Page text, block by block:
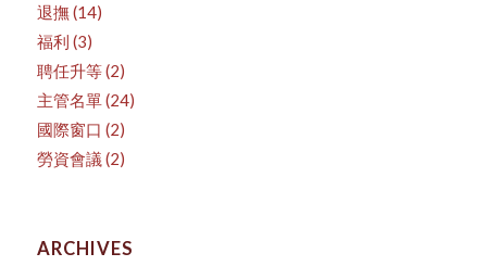
退撫(14)
福利 (3)
聘任升等(2)
主管名單(24)
國際窗口 (2)
勞資會議 (2)
ARCHIVES